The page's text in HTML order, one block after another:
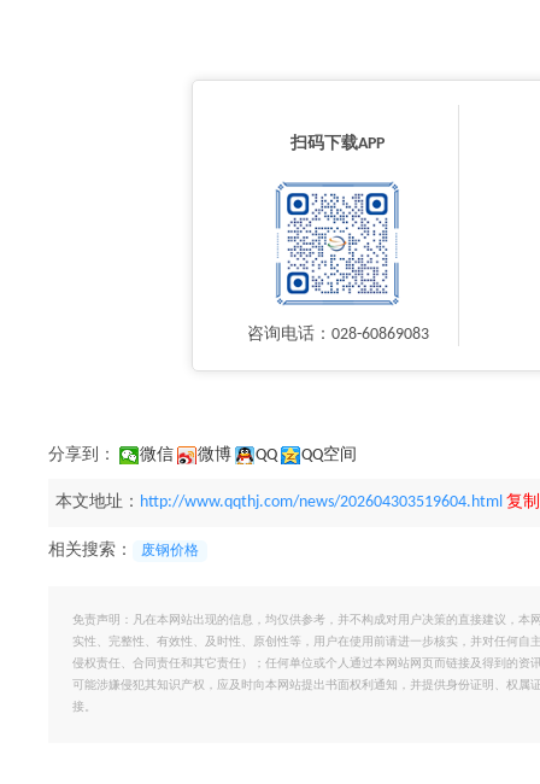
扫码下载APP
咨询电话：028-60869083
分享到： 微信 微博 QQ QQ空间
本文地址： http://www.qqthj.com/news/202604303519604.html 复
相关搜索： 废钢价格
免责声明：凡在本网站出现的信息，均仅供参考，并不构成对用户决策的直接建议，
实性、完整性、有效性、及时性、原创性等，用户在使用前请进一步核实，并对任何
侵权责任、合同责任和其它责任）；任何单位或个人通过本网站网页而链接及得到的
可能涉嫌侵犯其知识产权，应及时向本网站提出书面权利通知，并提供身份证明、权
接。